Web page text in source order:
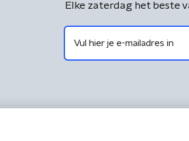
Elke zaterdag het beste